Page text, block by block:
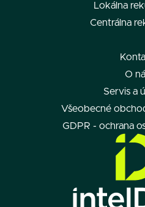
Lokálna
Centrálna
O
Servis a
Všeobecné
GDPR - ochrana